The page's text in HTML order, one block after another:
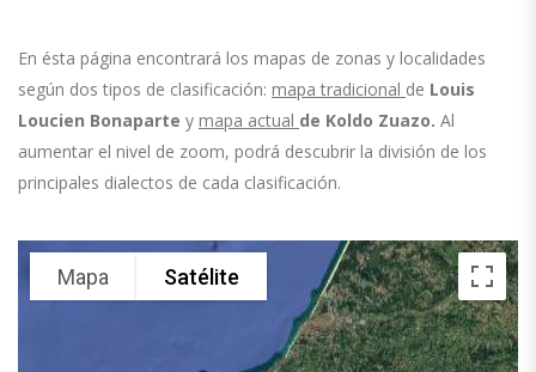
En ésta página encontrará los mapas de zonas y localidades
según dos tipos de clasificación: mapa tradicional de Louis
Loucien Bonaparte y mapa actual de Koldo Zuazo. Al
aumentar el nivel de zoom, podrá descubrir la división de los
principales dialectos de cada clasificación.
Mapa Satélite